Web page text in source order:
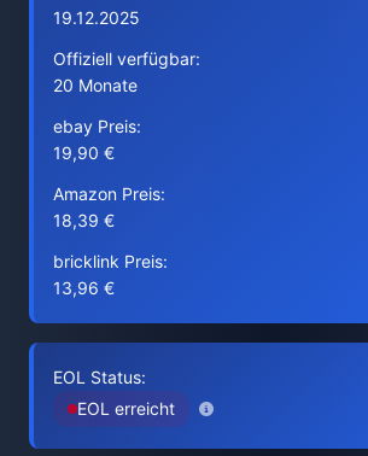
19.12.2025
Offiziell verfügbar:
20 Monate
ebay Preis:
19,90 €
Amazon Preis:
18,39 €
bricklink Preis:
13,96 €
EOL Status:
EOL erreicht